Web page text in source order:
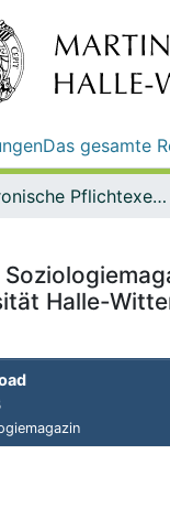
Das gesamte
Elektronische Pflichtexemplare
Halle-